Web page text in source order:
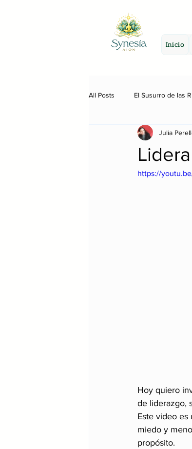
Inicio
All Posts El Susurro de las
Julia
https://
Hoy quiero
de liderazgo,
Este video
miedo y
propósito.